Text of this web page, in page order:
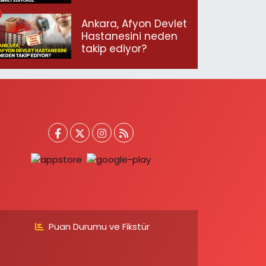
ediyoruz”
Ankara, Afyon Devlet
Hastanesini neden
takip ediyor?
Puan Durumu ve Fikstür